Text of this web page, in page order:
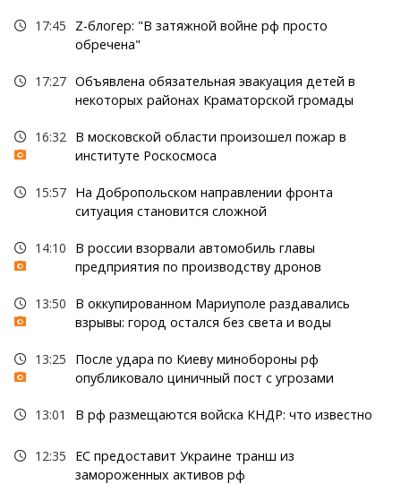
17:45
Z-блогер: "В затяжной войне рф просто
обречена"
17:27 Объявлена обязательная эвакуация детей в
некоторых районах Краматорской громады
16:32 В московской области произошел пожар в
институте Роскосмоса
15:57 На Добропольском направлении фронта
ситуация становится сложной
14:10
В россии взорвали автомобиль главы
предприятия по производству дронов
13:50
В оккупированном Мариуполе раздавались
взрывы: город остался без света и воды
13:25
После удара по Киеву минобороны рф
опубликовало циничный пост с угрозами
13:01 В рф размещаются войска КНДР: что известно
12:35
ЕС предоставит Украине транш из
замороженных активов рф